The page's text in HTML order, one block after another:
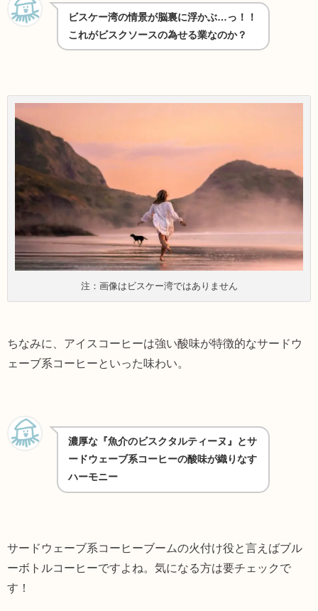
ビスケー湾の情景が脳裏に浮かぶ…っ！！
これがビスクソースの為せる業なのか？
注：画像はビスケー湾ではありません
ちなみに、アイスコーヒーは強い酸味が特徴的なサードウ
ェーブ系コーヒーといった味わい。
濃厚な『魚介のビスクタルティーヌ』とサ
ードウェーブ系コーヒーの酸味が織りなす
ハーモニー
サードウェーブ系コーヒーブームの火付け役と言えばブル
ーボトルコーヒーですよね。気になる方は要チェックで
す！